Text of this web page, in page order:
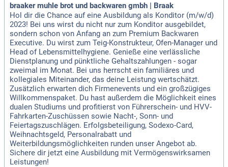
braaker muhle brot und backwaren gmbh | Braak
Hol dir die Chance auf eine Ausbildung als Konditor (m/w/d)
2023! Bei uns wirst du nicht nur zum Konditor ausgebildet,
sondern schon von Anfang an zum Premium Backwaren
Executive. Du wirst zum Teig-Konstrukteur, Ofen-Manager und
Head of Lebensmittelhygiene. Genieße eine verlässliche
Dienstplanung und pünktliche Gehaltszahlungen - sogar
zweimal im Monat. Bei uns herrscht ein familiäres und
kollegiales Miteinander, das deine Leistung wertschätzt.
Zusätzlich erwarten dich Firmenevents und ein großzügiges
Willkommenspaket. Du hast außerdem die Möglichkeit eines
dualen Studiums und profitierst von Führerschein- und HVV-
Fahrkarten-Zuschüssen sowie Nacht-, Sonn- und
Feiertagszuschlägen. Erfolgsbeteiligung, Sodexo-Card,
Weihnachtsgeld, Personalrabatt und
Weiterbildungsmöglichkeiten runden unser Angebot ab.
Sichere dir jetzt eine Ausbildung mit Vermögenswirksamen
Leistungen!